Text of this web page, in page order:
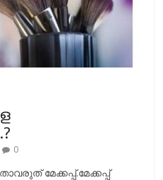
0
മേക്കപ്പ്.മേക്കപ്പ്